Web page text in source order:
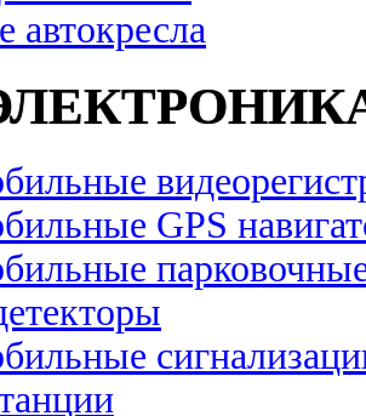
автокресла
GPS